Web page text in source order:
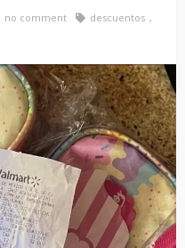
no comment
descuentos